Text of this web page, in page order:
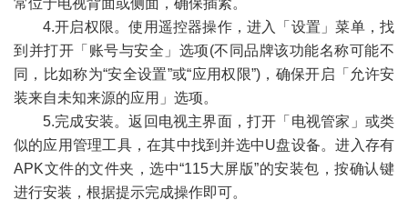
常位于电视背面或侧面，确保插紧。
4.开启权限。使用遥控器操作，进入「设置」菜单，找
到并打开「账号与安全」选项(不同品牌该功能名称可能不
同，比如称为“安全设置”或“应用权限”)，确保开启「允许安
装来自未知来源的应用」选项。
5.完成安装。返回电视主界面，打开「电视管家」或类
似的应用管理工具，在其中找到并选中U盘设备。进入存有
APK文件的文件夹，选中“115大屏版”的安装包，按确认键
进行安装，根据提示完成操作即可。